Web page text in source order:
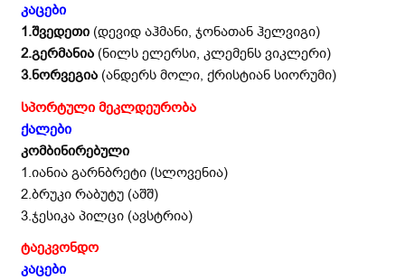
კაცები
1.შვედეთი (დევიდ აჰმანი, ჯონათან ჰელვიგი)
2.გერმანია (ნილს ელერსი, კლემენს ვიკლერი)
3.ნორვეგია (ანდერს მოლი, ქრისტიან სიორუმი)
სპორტული მეკლდეურობა
ქალები
კომბინირებული
1.იანია გარნბრეტი (სლოვენია)
2.ბრუკი რაბუტუ (აშშ)
3.ჯესიკა პილცი (ავსტრია)
ტაეკვონდო
კაცები